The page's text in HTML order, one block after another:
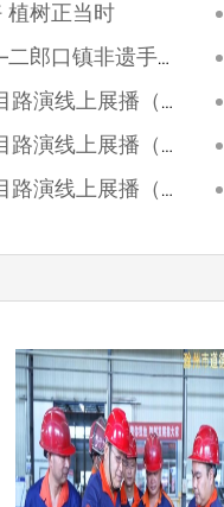
植树正当时
手工实践活动圆满落幕
线上展播（八）
线上展播（七）
线上展播（六）